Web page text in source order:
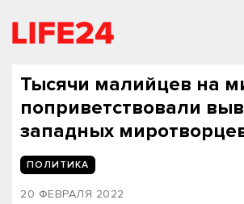
Тысячи малийцев на
поприветствовали
западных
ПОЛИТИКА
20 ФЕВРАЛЯ 2022